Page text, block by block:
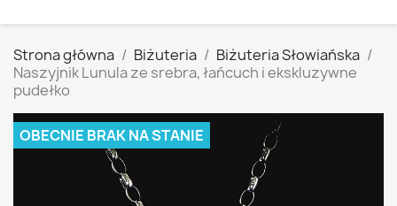
Strona główna Biżuteria
Biżuteria Słowiańska
Naszyjnik Lunula ze srebra, łańcuch i ekskluzywne
pudełko
OBECNIE BRAK NA STANIE